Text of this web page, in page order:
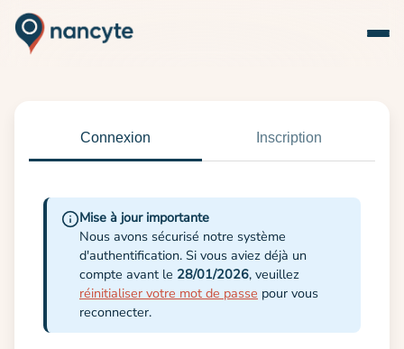
Connexion Inscription
Mise à jour importante
Nous avons sécurisé notre système
d'authentification. Si vous aviez déjà un
compte avant le 28/01/2026, veuillez
réinitialiser votre mot de passe pour vous
reconnecter.